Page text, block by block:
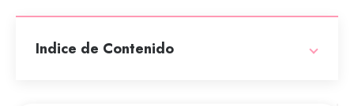
Indice de Contenido